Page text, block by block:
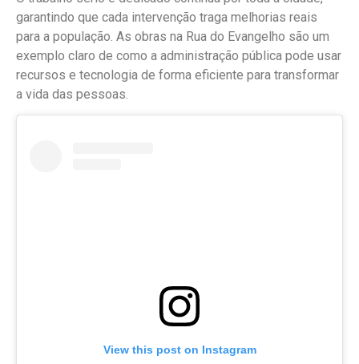
garantindo que cada intervenção traga melhorias reais
para a população. As obras na Rua do Evangelho são um
exemplo claro de como a administração pública pode usar
recursos e tecnologia de forma eficiente para transformar
a vida das pessoas.
View this post on Instagram